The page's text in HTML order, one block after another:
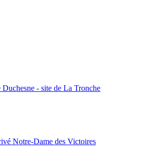
- site de La Tronche
Notre-Dame des Victoires